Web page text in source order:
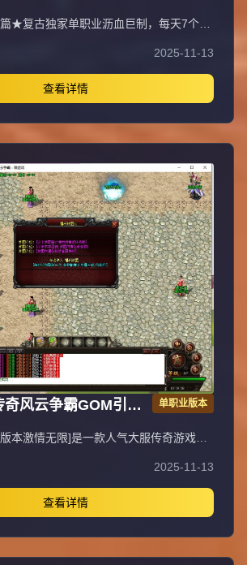
★复古独家单职业沥血巨制，每天7个新
元宝+100荣誉+1000龍币+1充值点，无
打，装备材料全爆让时间更值钱，新服合
拿沙奖励千元RMB，万元封挂网关严惩
长期良心服，老板玩家都能激情玩！
2025-11-13
查看详情
奇风云争霸GOM引擎
单职业版本
本激情无限]是一款人气大服传奇游戏，
支持无线刷元宝、无充值直接领取顶赞，
用无GM管理模式。QQ①群：易玩版本
，拒绝盗版游戏，注意自身保护，谨防受
益脑，沉迷游戏伤身，合理安排时间，享
2025-11-13
查看详情